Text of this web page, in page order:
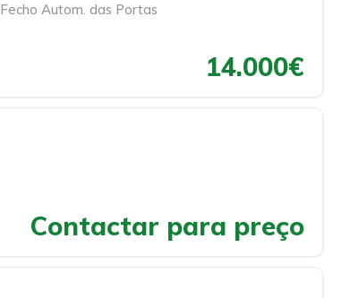
Fecho Autom. das Portas
14.000€
Contactar para preço